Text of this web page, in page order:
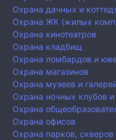
Охрана дачных и
Охрана ЖК (жилых
Охрана кинотеатров
Охрана кладбищ
Охрана ломбардов и
Охрана магазинов
Охрана музеев и
Охрана ночных клубов и
Охрана
Охрана офисов
Охрана парков, скверов